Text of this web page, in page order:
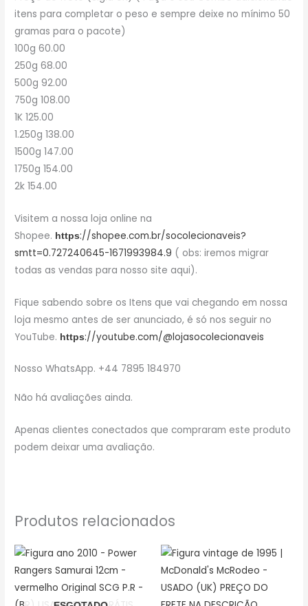
itens para completar o peso e sempre deixe no mínimo 50
gramas para o pacote)
100g 60.00
250g 68.00
500g 92.00
750g 108.00
1K 125.00
1.250g 138.00
1500g 147.00
1750g 154.00
2k 154.00
Visitem a nossa loja online na
Shopee. https://shopee.com.br/socolecionaveis?
smtt=0.727240645-1671993984.9 ( obs: iremos migrar
todas as vendas para nosso site aqui).
Fique sabendo sobre os Itens que vai chegando em nossa
loja mesmo antes de ser anunciado, é só nos seguir no
YouTube. https://youtube.com/@lojasocolecionaveis
Nosso WhatsApp. +44 7895 184970
Não há avaliações ainda.
Apenas clientes conectados que compraram este produto
podem deixar uma avaliação.
Produtos relacionados